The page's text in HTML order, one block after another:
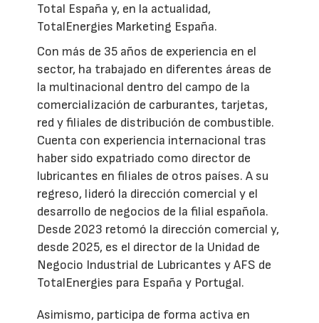
Total España y, en la actualidad,
TotalEnergies Marketing España.
Con más de 35 años de experiencia en el
sector, ha trabajado en diferentes áreas de
la multinacional dentro del campo de la
comercialización de carburantes, tarjetas,
red y filiales de distribución de combustible.
Cuenta con experiencia internacional tras
haber sido expatriado como director de
lubricantes en filiales de otros países. A su
regreso, lideró la dirección comercial y el
desarrollo de negocios de la filial española.
Desde 2023 retomó la dirección comercial y,
desde 2025, es el director de la Unidad de
Negocio Industrial de Lubricantes y AFS de
TotalEnergies para España y Portugal.
Asimismo, participa de forma activa en